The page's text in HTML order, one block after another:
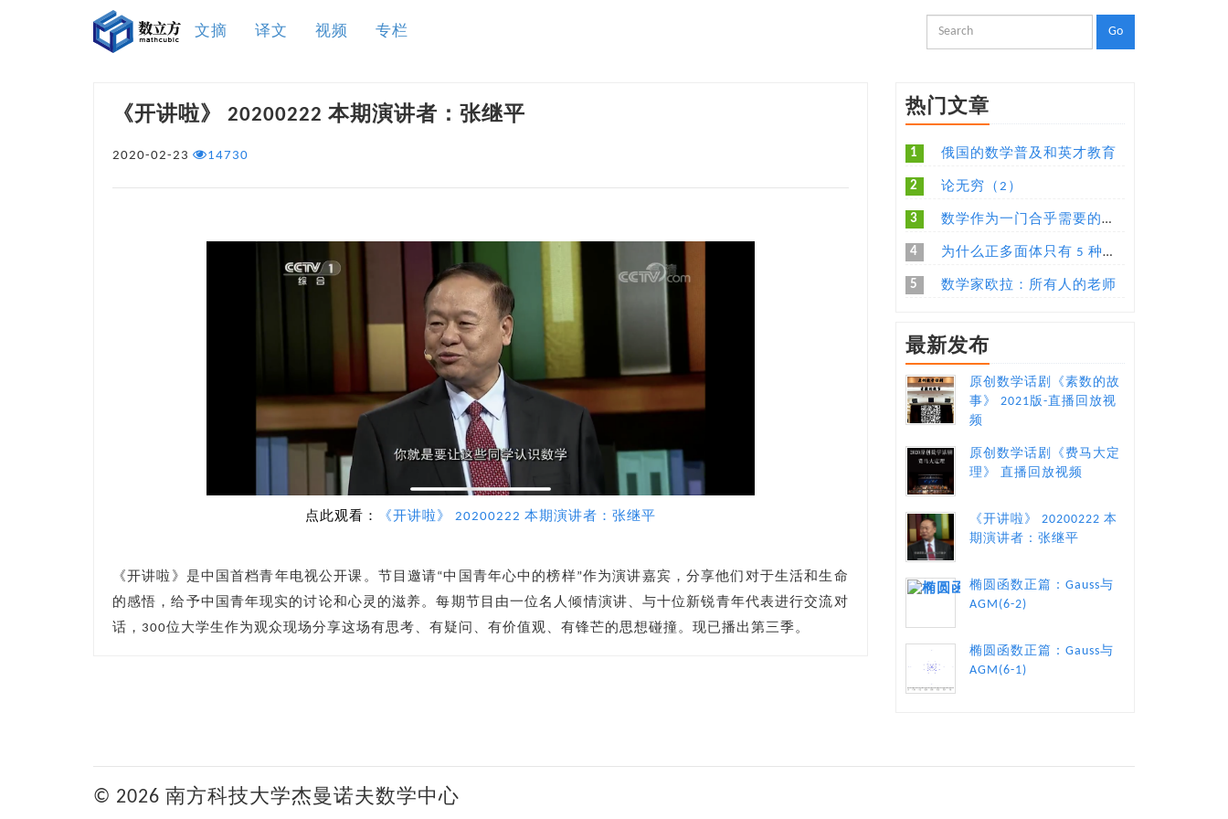
文摘 译文 视频 专栏
《开讲啦》 20200222 本期演讲者：张继平
2020-02-23 14730
点此观看： 《开讲啦》 20200222 本期演讲者：张继平
《开讲啦》是中国首档青年电视公开课。节目邀请“中国青年心中的榜样”作为演讲嘉宾，分享他们对于生活和生命
的感悟，给予中国青年现实的讨论和心灵的滋养。每期节目由一位名人倾情演讲、与十位新锐青年代表进行交流对
话，300位大学生作为观众现场分享这场有思考、有疑问、有价值观、有锋芒的思想碰撞。现已播出第三季。
热门文章
1 俄国的数学普及和英才教育
2 论无穷（2）
3 数学作为一门合乎需要的语言
4 为什么正多面体只有 5 种，有没有更加直观易懂的解释？
5 数学家欧拉：所有人的老师
最新发布
原创数学话剧《素数的故
事》 2021版-直播回放视
频
原创数学话剧《费马大定
理》 直播回放视频
《开讲啦》 20200222 本
期演讲者：张继平
椭圆函数正篇：Gauss与
AGM(6-2)
椭圆函数正篇：Gauss与
AGM(6-1)
© 2026 南方科技大学杰曼诺夫数学中心